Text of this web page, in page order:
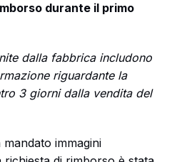
durante il primo
dalla fabbrica includono
riguardante la
3 giorni dalla vendita del
immagini